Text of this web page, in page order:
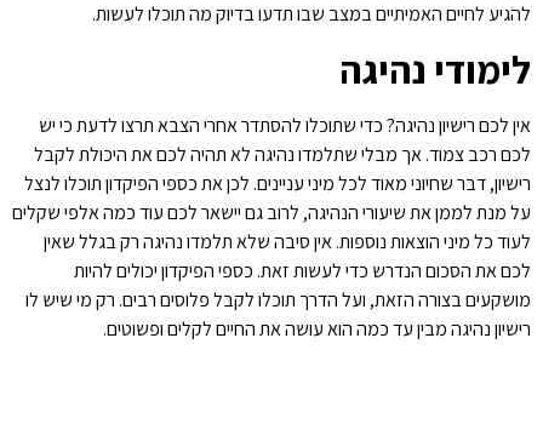
להגיע לחיים האמיתיים במצב שבו תדעו בדיוק מה תוכלו לעשות.
לימודי נהיגה
אין לכם רישיון נהיגה? כדי שתוכלו להסתדר אחרי הצבא תרצו לדעת כי יש
לכם רכב צמוד. אך מבלי שתלמדו נהיגה לא תהיה לכם את היכולת לקבל
רישיון, דבר שחיוני מאוד לכל מיני עניינים. לכן את כספי הפיקדון תוכלו לנצל
על מנת לממן את שיעורי הנהיגה, לרוב גם יישאר לכם עוד כמה אלפי שקלים
לעוד כל מיני הוצאות נוספות. אין סיבה שלא תלמדו נהיגה רק בגלל שאין
לכם את הסכום הנדרש כדי לעשות זאת. כספי הפיקדון יכולים להיות
מושקעים בצורה הזאת, ועל הדרך תוכלו לקבל פלוסים רבים. רק מי שיש לו
רישיון נהיגה מבין עד כמה הוא עושה את החיים לקלים ופשוטים.